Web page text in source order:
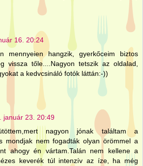
16. 20:24
mennyeien hangzik, gyerkőceim biztos
vissza tőle....Nagyon tetszik az oldalad,
a kedvcsináló fotók láttán:-))
január 23. 20:49
nagyon jónak találtam a
mondjak nem fogadták olyan örömmel a
ahogy én vártam.Talán nem kellene a
keverék túl intenzív az íze, ha még